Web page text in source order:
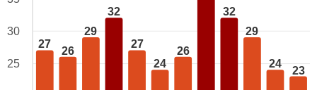
27
26
29
32
27
24
26
32
29
24
23
30
25